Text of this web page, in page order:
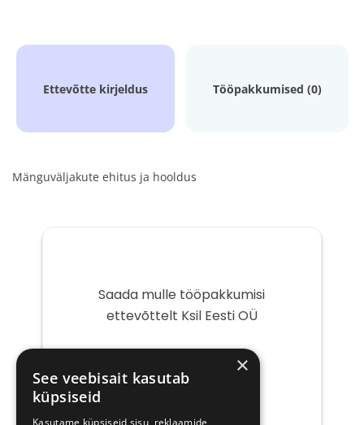
Ettevõtte kirjeldus Tööpakkumised (0)
Mänguväljakute ehitus ja hooldus
Saada mulle tööpakkumisi
ettevõttelt Ksil Eesti OÜ
post
×
See veebisait kasutab
küpsiseid
Kasutame küpsiseid sisu, reklaamide